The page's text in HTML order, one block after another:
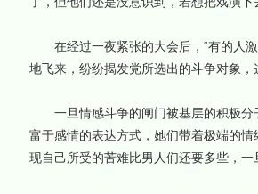
在经过一夜紧张的大会后，“有的人激
地飞来，纷纷揭发党所选出的斗争对象
一旦情感斗争的闸门被基层的积极分
富于感情的表达方式，她们带着极端的情
现自己所受的苦难比男人们还要多些，